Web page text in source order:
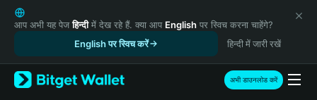
English
日本語
Русский
Español (Latinoamérica)
Türkçe
आप अभी यह पेजहिन्दीमें देख रहे हैं. क्या आप English पर स्विच करना चाहेंगे?
English पर स्विच करें
हिन्दी में जारी रखें
अभी डाउनलोड करें